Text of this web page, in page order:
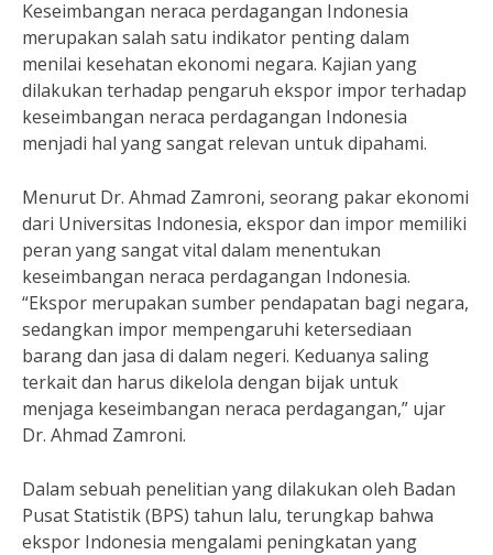
Keseimbangan neraca perdagangan Indonesia
merupakan salah satu indikator penting dalam
menilai kesehatan ekonomi negara. Kajian yang
dilakukan terhadap pengaruh ekspor impor terhadap
keseimbangan neraca perdagangan Indonesia
menjadi hal yang sangat relevan untuk dipahami.
Menurut Dr. Ahmad Zamroni, seorang pakar ekonomi
dari Universitas Indonesia, ekspor dan impor memiliki
peran yang sangat vital dalam menentukan
keseimbangan neraca perdagangan Indonesia.
“Ekspor merupakan sumber pendapatan bagi negara,
sedangkan impor mempengaruhi ketersediaan
barang dan jasa di dalam negeri. Keduanya saling
terkait dan harus dikelola dengan bijak untuk
menjaga keseimbangan neraca perdagangan,” ujar
Dr. Ahmad Zamroni.
Dalam sebuah penelitian yang dilakukan oleh Badan
Pusat Statistik (BPS) tahun lalu, terungkap bahwa
ekspor Indonesia mengalami peningkatan yang